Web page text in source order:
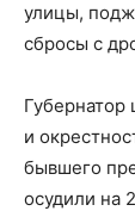
улицы,
сбросы с
Губернатор
и
бывшего
осудили на